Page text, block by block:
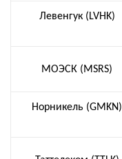
Левенгук (LVHK)
МОЭСК (MSRS)
Норникель (GMKN)